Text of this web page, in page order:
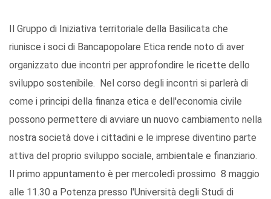
Il Gruppo di Iniziativa territoriale della Basilicata che
riunisce i soci di Bancapopolare Etica rende noto di aver
organizzato due incontri per approfondire le ricette dello
sviluppo sostenibile. Nel corso degli incontri si parlerà di
come i principi della finanza etica e dell'economia civile
possono permettere di avviare un nuovo cambiamento nella
nostra società dove i cittadini e le imprese diventino parte
attiva del proprio sviluppo sociale, ambientale e finanziario.
Il primo appuntamento è per mercoledì prossimo 8 maggio
alle 11.30 a Potenza presso l'Università degli Studi di